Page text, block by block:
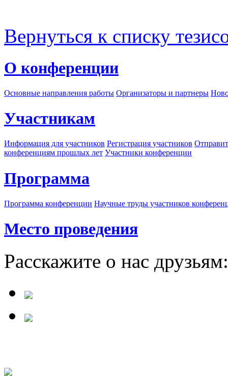
Вернуться к списку
О конференции
Основные направления работы Организаторы и партнеры
Участникам
Информация для участников Регистрация участников
конференциям прошлых лет Участники конференции
Программа
Программа конференции Научные труды участников
Место проведения
Расскажите о нас друзьям: